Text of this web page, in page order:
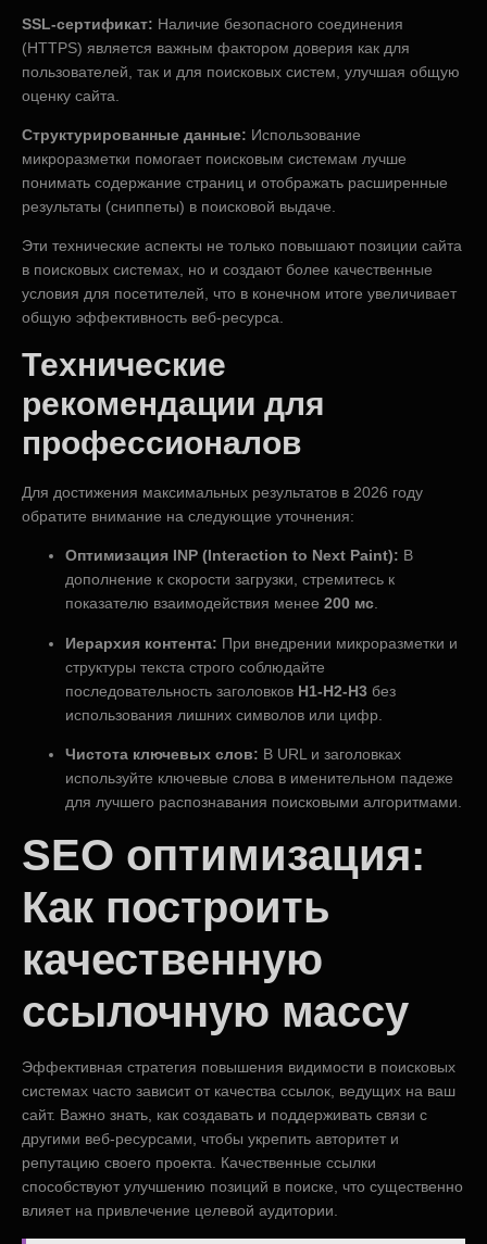
SSL-сертификат: Наличие безопасного соединения
(HTTPS) является важным фактором доверия как для
пользователей, так и для поисковых систем, улучшая общую
оценку сайта.
Структурированные данные: Использование
микроразметки помогает поисковым системам лучше
понимать содержание страниц и отображать расширенные
результаты (сниппеты) в поисковой выдаче.
Эти технические аспекты не только повышают позиции сайта
в поисковых системах, но и создают более качественные
условия для посетителей, что в конечном итоге увеличивает
общую эффективность веб-ресурса.
Технические
рекомендации для
профессионалов
Для достижения максимальных результатов в 2026 году
обратите внимание на следующие уточнения:
Оптимизация INP (Interaction to Next Paint): В
дополнение к скорости загрузки, стремитесь к
показателю взаимодействия менее 200 мс.
Иерархия контента: При внедрении микроразметки и
структуры текста строго соблюдайте
последовательность заголовков H1-H2-H3 без
использования лишних символов или цифр.
Чистота ключевых слов: В URL и заголовках
используйте ключевые слова в именительном падеже
для лучшего распознавания поисковыми алгоритмами.
SEO оптимизация:
Как построить
качественную
ссылочную массу
Эффективная стратегия повышения видимости в поисковых
системах часто зависит от качества ссылок, ведущих на ваш
сайт. Важно знать, как создавать и поддерживать связи с
другими веб-ресурсами, чтобы укрепить авторитет и
репутацию своего проекта. Качественные ссылки
способствуют улучшению позиций в поиске, что существенно
влияет на привлечение целевой аудитории.